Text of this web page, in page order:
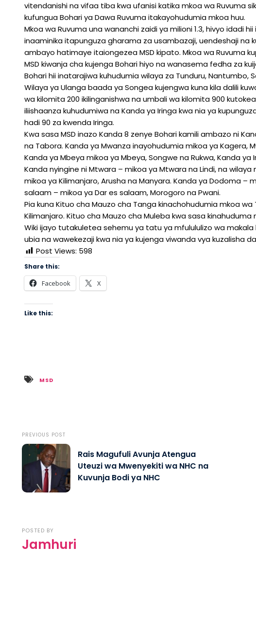
vitendanishi na vifaa tiba kwa ufanisi katika mkoa wa Ruvuma
kufungua Bohari ya Dawa Ruvuma itakayohudumia mkoa huu.
Mkoa wa Ruvuma una wananchi zaidi ya milioni 1.3, hivyo idadi
inaaminika itapunguza gharama za usambazaji, uendeshaji na
ambayo hatimaye itaiongezea MSD kipato. Mkoa wa Ruvuma
MSD kiwanja cha kujenga Bohari hiyo na wanasema fedha za
Bohari hii inatarajiwa kuhudumia wilaya za Tunduru, Nantumbo,
Wilaya ya Ulanga baada ya Songea kujengwa kuna kila dalili
wa kilomita 200 ikilinganishwa na umbali wa kilomita 900
iliishaanza kuhudumiwa na Kanda ya Iringa kwa nia ya
hadi 90 za kwenda Iringa.
Kwa sasa MSD inazo Kanda 8 zenye Bohari kamili ambazo ni
na Tabora. Kanda ya Mwanza inayohudumia mikoa ya Kagera,
Kanda ya Mbeya mikoa ya Mbeya, Songwe na Rukwa, Kanda ya
Kanda nyingine ni Mtwara – mikoa ya Mtwara na Lindi, na
mikoa ya Kilimanjaro, Arusha na Manyara. Kanda ya Dodoma –
salaam – mikoa ya Dar es salaam, Morogoro na Pwani.
Pia kuna Kituo cha Mauzo cha Tanga kinachohudumia mkoa
Kilimanjaro. Kituo cha Mauzo cha Muleba kwa sasa
Wiki ijayo tutakuletea sehemu ya tatu ya mfulululizo wa makala
ubia na wawekezaji kwa nia ya kujenga viwanda vya kuzalisha
Post Views: 598
Share this:
Facebook X
Like this:
MSD
PREVIOUS POST
Rais Magufuli Avunja Atengua
Uteuzi wa Mwenyekiti wa NHC na
Kuvunja Bodi ya NHC
POSTED BY
Jamhuri